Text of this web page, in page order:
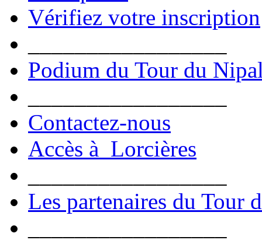
Vérifiez votre inscription
Podium du Tour du
Contactez-nous
Accès à Lorcières
Les partenaires du Tour